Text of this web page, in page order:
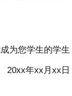
您学生的学生
年xx月xx日